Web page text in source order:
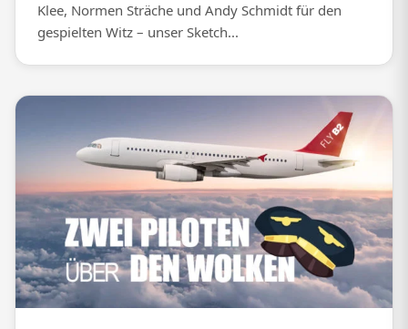
Klee, Normen Sträche und Andy Schmidt für den
gespielten Witz – unser Sketch...